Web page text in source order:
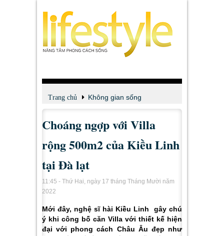
Trang chủ Không gian sống
Choáng ngợp với Villa
rộng 500m2 của Kiều Linh
tại Đà lạt
11:45 - Thứ Hai, ngày 17 tháng Tháng Mười năm
2022
Mới đây, nghệ sĩ hài Kiều Linh gây chú
ý khi công bố căn Villa với thiết kế hiện
đại với phong cách Châu Âu đẹp như